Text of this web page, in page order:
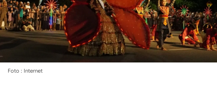
Foto : Internet